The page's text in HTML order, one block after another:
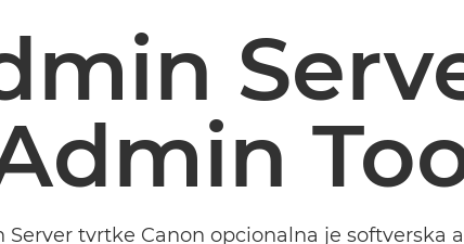
Server tvrtke Canon opcionalna je softverska